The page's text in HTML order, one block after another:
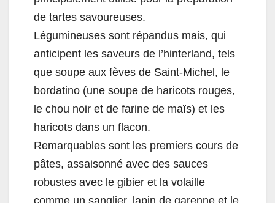
de tartes savoureuses.
Légumineuses sont répandus mais, qui
anticipent les saveurs de l’hinterland, tels
que soupe aux fèves de Saint-Michel, le
bordatino (une soupe de haricots rouges,
le chou noir et de farine de maïs) et les
haricots dans un flacon.
Remarquables sont les premiers cours de
pâtes, assaisonné avec des sauces
robustes avec le gibier et la volaille